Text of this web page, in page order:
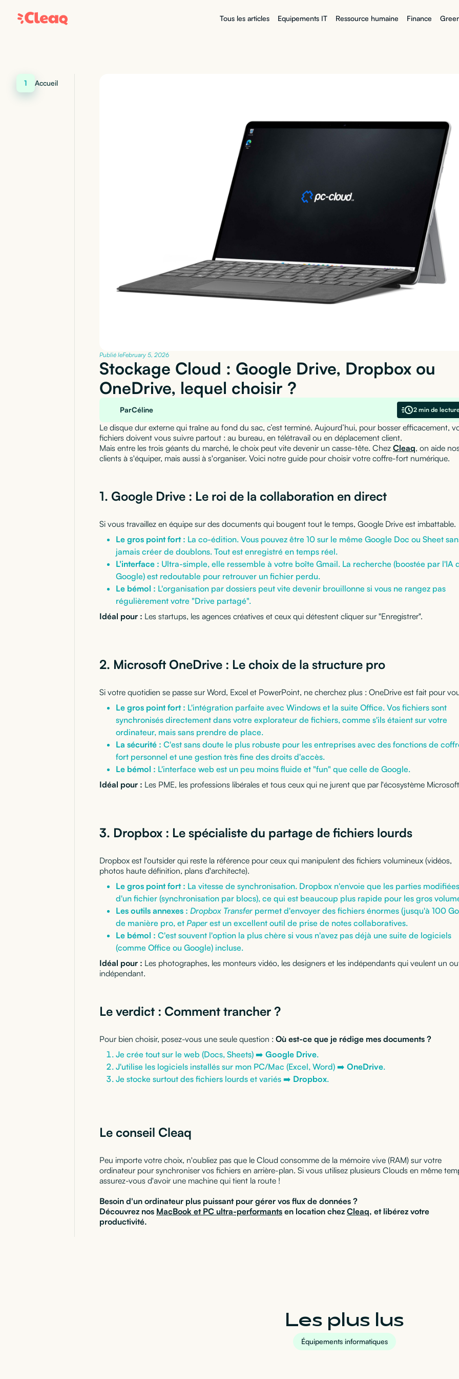
Tous les articles Equipements IT Ressource humaine Finance
1 Accueil
Publié leFebruary 5, 2026
Stockage Cloud : Google Drive, Dropbox ou
OneDrive, lequel choisir ?
ParCéline 2 min de
Le disque dur externe qui traîne au fond du sac, c’est terminé. Aujourd’hui, pour bosser efficacement,
fichiers doivent vous suivre partout : au bureau, en télétravail ou en déplacement client.
Mais entre les trois géants du marché, le choix peut vite devenir un casse-tête. Chez Cleaq, on aide
clients à s'équiper, mais aussi à s'organiser. Voici notre guide pour choisir votre coffre-fort numérique.
1. Google Drive : Le roi de la collaboration en direct
Si vous travaillez en équipe sur des documents qui bougent tout le temps, Google Drive est imbattable.
Le gros point fort : La co-édition. Vous pouvez être 10 sur le même Google Doc ou Sheet
jamais créer de doublons. Tout est enregistré en temps réel.
L'interface : Ultra-simple, elle ressemble à votre boîte Gmail. La recherche (boostée par l'IA
Google) est redoutable pour retrouver un fichier perdu.
Le bémol : L'organisation par dossiers peut vite devenir brouillonne si vous ne rangez pas
régulièrement votre "Drive partagé".
Idéal pour : Les startups, les agences créatives et ceux qui détestent cliquer sur "Enregistrer".
2. Microsoft OneDrive : Le choix de la structure pro
Si votre quotidien se passe sur Word, Excel et PowerPoint, ne cherchez plus : OneDrive est fait pour
Le gros point fort : L'intégration parfaite avec Windows et la suite Office. Vos fichiers sont
synchronisés directement dans votre explorateur de fichiers, comme s'ils étaient sur votre
ordinateur, mais sans prendre de place.
La sécurité : C'est sans doute le plus robuste pour les entreprises avec des fonctions de
fort personnel et une gestion très fine des droits d'accès.
Le bémol : L'interface web est un peu moins fluide et "fun" que celle de Google.
Idéal pour : Les PME, les professions libérales et tous ceux qui ne jurent que par l'écosystème
3. Dropbox : Le spécialiste du partage de fichiers lourds
Dropbox est l'outsider qui reste la référence pour ceux qui manipulent des fichiers volumineux (vidéos,
photos haute définition, plans d'architecte).
Le gros point fort : La vitesse de synchronisation. Dropbox n'envoie que les parties modifiées
d'un fichier (synchronisation par blocs), ce qui est beaucoup plus rapide pour les gros
Les outils annexes : Dropbox Transfer permet d'envoyer des fichiers énormes (jusqu'à 100
de manière pro, et Paper est un excellent outil de prise de notes collaboratives.
Le bémol : C'est souvent l'option la plus chère si vous n'avez pas déjà une suite de logiciels
(comme Office ou Google) incluse.
Idéal pour : Les photographes, les monteurs vidéo, les designers et les indépendants qui veulent un
indépendant.
Le verdict : Comment trancher ?
Pour bien choisir, posez-vous une seule question : Où est-ce que je rédige mes documents ?
Je crée tout sur le web (Docs, Sheets) ➡️ Google Drive.
J'utilise les logiciels installés sur mon PC/Mac (Excel, Word) ➡️ OneDrive.
Je stocke surtout des fichiers lourds et variés ➡️ Dropbox.
Le conseil Cleaq
Peu importe votre choix, n'oubliez pas que le Cloud consomme de la mémoire vive (RAM) sur votre
ordinateur pour synchroniser vos fichiers en arrière-plan. Si vous utilisez plusieurs Clouds en même
assurez-vous d'avoir une machine qui tient la route !
Besoin d'un ordinateur plus puissant pour gérer vos flux de données ?
Découvrez nos MacBook et PC ultra-performants en location chez Cleaq, et libérez votre
productivité.
Les plus lus
Équipements informatiques